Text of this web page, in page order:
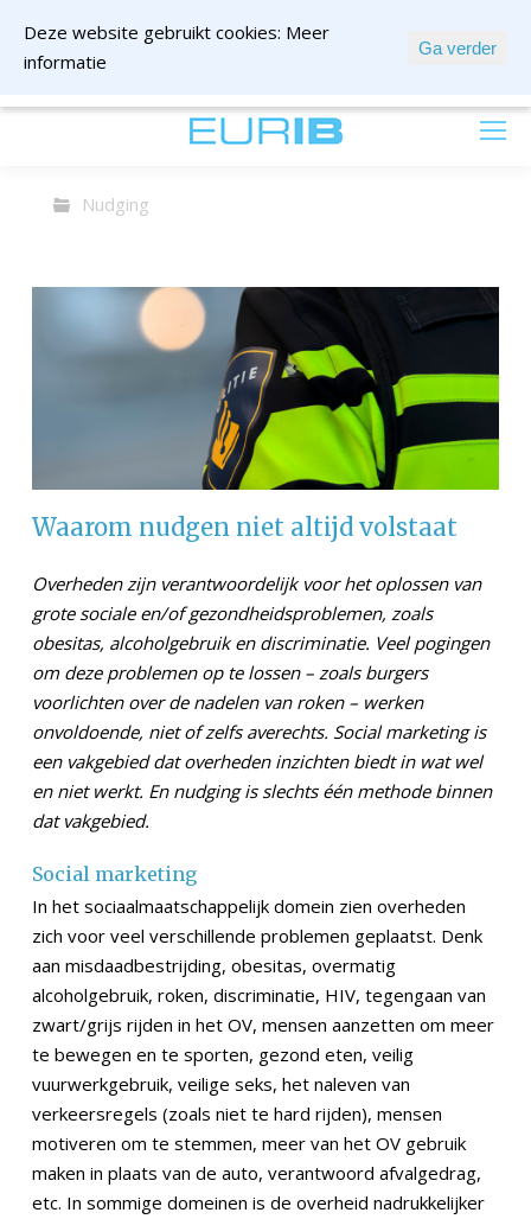
Nudging
Waarom nudgen niet altijd volstaat
Overheden zijn verantwoordelijk voor het oplossen van
grote sociale en/of gezondheidsproblemen, zoals
obesitas, alcoholgebruik en discriminatie. Veel pogingen
om deze problemen op te lossen – zoals burgers
voorlichten over de nadelen van roken – werken
onvoldoende, niet of zelfs averechts. Social marketing is
een vakgebied dat overheden inzichten biedt in wat wel
en niet werkt. En nudging is slechts één methode binnen
dat vakgebied.
Social marketing
In het sociaalmaatschappelijk domein zien overheden
zich voor veel verschillende problemen geplaatst. Denk
aan misdaadbestrijding, obesitas, overmatig
alcoholgebruik, roken, discriminatie, HIV, tegengaan van
zwart/grijs rijden in het OV, mensen aanzetten om meer
te bewegen en te sporten, gezond eten, veilig
vuurwerkgebruik, veilige seks, het naleven van
verkeersregels (zoals niet te hard rijden), mensen
motiveren om te stemmen, meer van het OV gebruik
maken in plaats van de auto, verantwoord afvalgedrag,
etc. In sommige domeinen is de overheid nadrukkelijker
Deze website gebruikt cookies: Meer
informatie
Ga verder